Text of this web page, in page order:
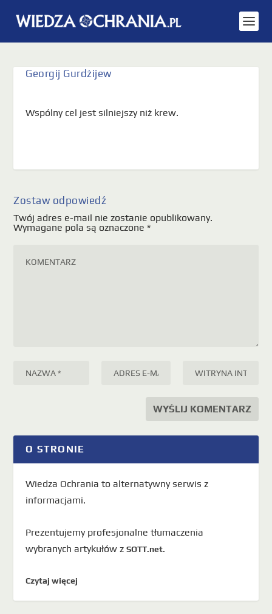
Georgij Gurdżijew
Wspólny cel jest silniejszy niż krew.
Zostaw odpowiedź
Twój adres e-mail nie zostanie opublikowany.
Wymagane pola są oznaczone*
O STRONIE
Wiedza Ochrania to alternatywny serwis z
informacjami.
Prezentujemy profesjonalne tłumaczenia
wybranych artykułów zSOTT.net.
Czytaj więcej